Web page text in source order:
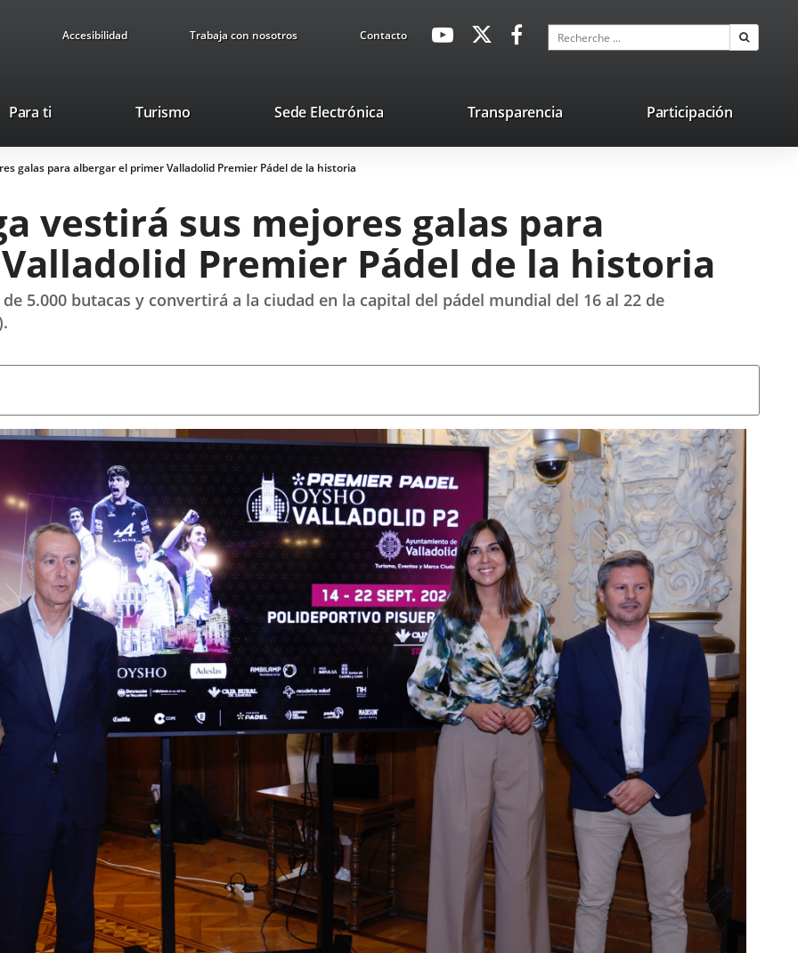
Accesibilidad Trabaja con nosotros ContactoavaHeaderSocial
Enlace
externa.
Enlace
aplicación
externa.
Enlace
aplicación
externa.
Recherche
Para ti TurismoEste
se
abrirá
ventana
nueva.
Sede ElectrónicaEnlace
una
Transparencia Participación
galas para albergar el primer Valladolid Premier Pádel de la historia
vestirá sus mejores galas para
Premier Pádel de la historia
5.000 butacas y convertirá a la ciudad en la capital del pádel mundial del 16 al 22 de